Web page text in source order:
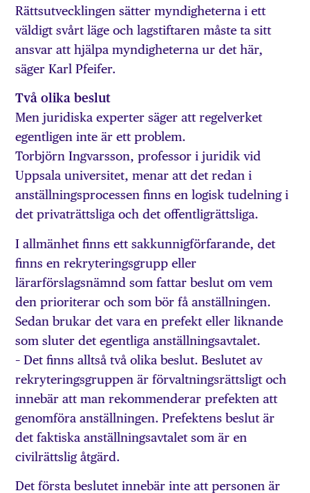
Rättsutvecklingen sätter myndigheterna i ett
väldigt svårt läge och lagstiftaren måste ta sitt
ansvar att hjälpa myndigheterna ur det här,
säger Karl Pfeifer.
Två olika beslut
Men juridiska experter säger att regelverket
egentligen inte är ett problem.
Torbjörn Ingvarsson, professor i juridik vid
Uppsala universitet, menar att det redan i
anställningsprocessen finns en logisk tudelning i
det privaträttsliga och det offentligrättsliga.
I allmänhet finns ett sakkunnigförfarande, det
finns en rekryteringsgrupp eller
lärarförslagsnämnd som fattar beslut om vem
den prioriterar och som bör få anställningen.
Sedan brukar det vara en prefekt eller liknande
som sluter det egentliga anställningsavtalet.
– Det finns alltså två olika beslut. Beslutet av
rekryteringsgruppen är förvaltningsrättsligt och
innebär att man rekommenderar prefekten att
genomföra anställningen. Prefektens beslut är
det faktiska anställningsavtalet som är en
civilrättslig åtgärd.
Det första beslutet innebär inte att personen är